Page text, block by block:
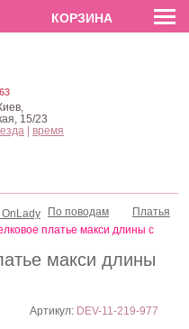
EN РУС
макси длины
Артикул: DEV-11-219-977
По поводам
Платья
платье макси длины с
15/23
время
КОРЗИНА